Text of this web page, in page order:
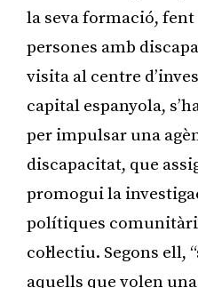
la seva formació,
persones amb
visita al centre
capital espanyola,
per impulsar una
discapacitat, que
promogui la
polítiques
col·lectiu. Segons ell,
aquells que volen